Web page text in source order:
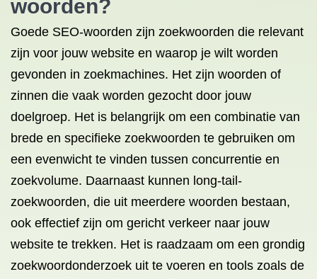
woorden?
Goede SEO-woorden zijn zoekwoorden die relevant
zijn voor jouw website en waarop je wilt worden
gevonden in zoekmachines. Het zijn woorden of
zinnen die vaak worden gezocht door jouw
doelgroep. Het is belangrijk om een combinatie van
brede en specifieke zoekwoorden te gebruiken om
een evenwicht te vinden tussen concurrentie en
zoekvolume. Daarnaast kunnen long-tail-
zoekwoorden, die uit meerdere woorden bestaan,
ook effectief zijn om gericht verkeer naar jouw
website te trekken. Het is raadzaam om een grondig
zoekwoordonderzoek uit te voeren en tools zoals de